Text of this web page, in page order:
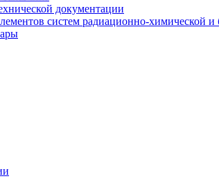
документации
систем радиационно-химической